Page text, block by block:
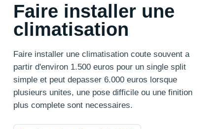
Faire installer une
climatisation
Faire installer une climatisation coute souvent a
partir d'environ 1.500 euros pour un single split
simple et peut depasser 6.000 euros lorsque
plusieurs unites, une pose difficile ou une finition
plus complete sont necessaires.